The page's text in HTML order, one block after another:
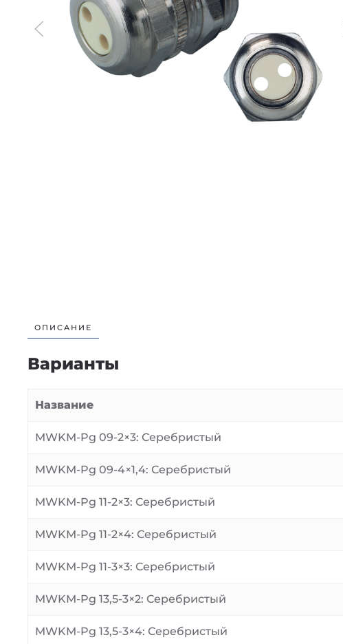
ОПИСАНИЕ
Варианты
Название
MWKM-Pg 09-2×3: Серебристый
MWKM-Pg 09-4×1,4: Серебристый
MWKM-Pg 11-2×3: Серебристый
MWKM-Pg 11-2×4: Серебристый
MWKM-Pg 11-3×3: Серебристый
MWKM-Pg 13,5-3×2: Серебристый
MWKM-Pg 13,5-3×4: Серебристый